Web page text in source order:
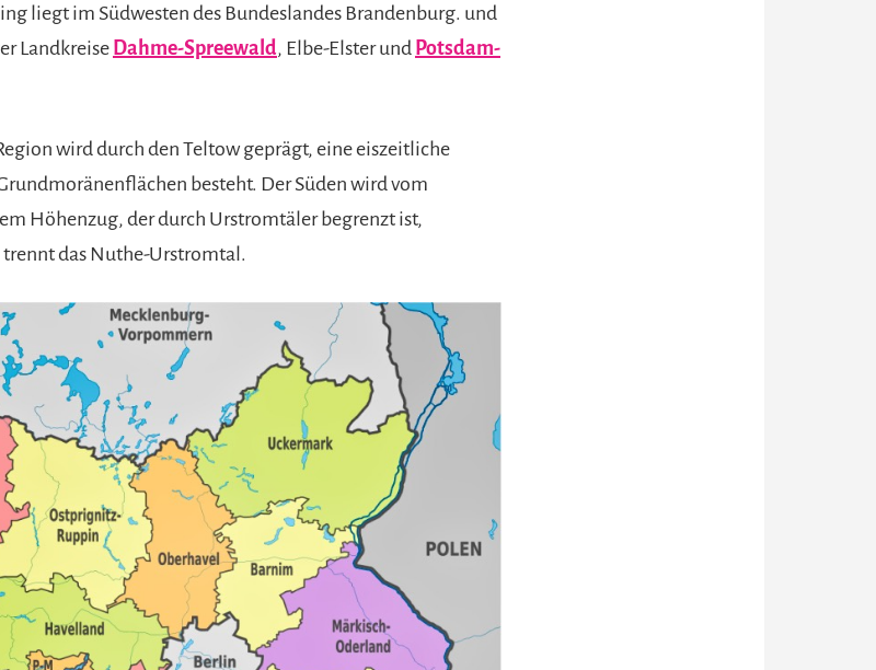
liegt im Südwesten des Bundeslandes Brandenburg. und
Landkreise Dahme-Spreewald, Elbe-Elster und Potsdam-
wird durch den Teltow geprägt, eine eiszeitliche
besteht. Der Süden wird vom
Höhenzug, der durch Urstromtäler begrenzt ist,
das Nuthe-Urstromtal.